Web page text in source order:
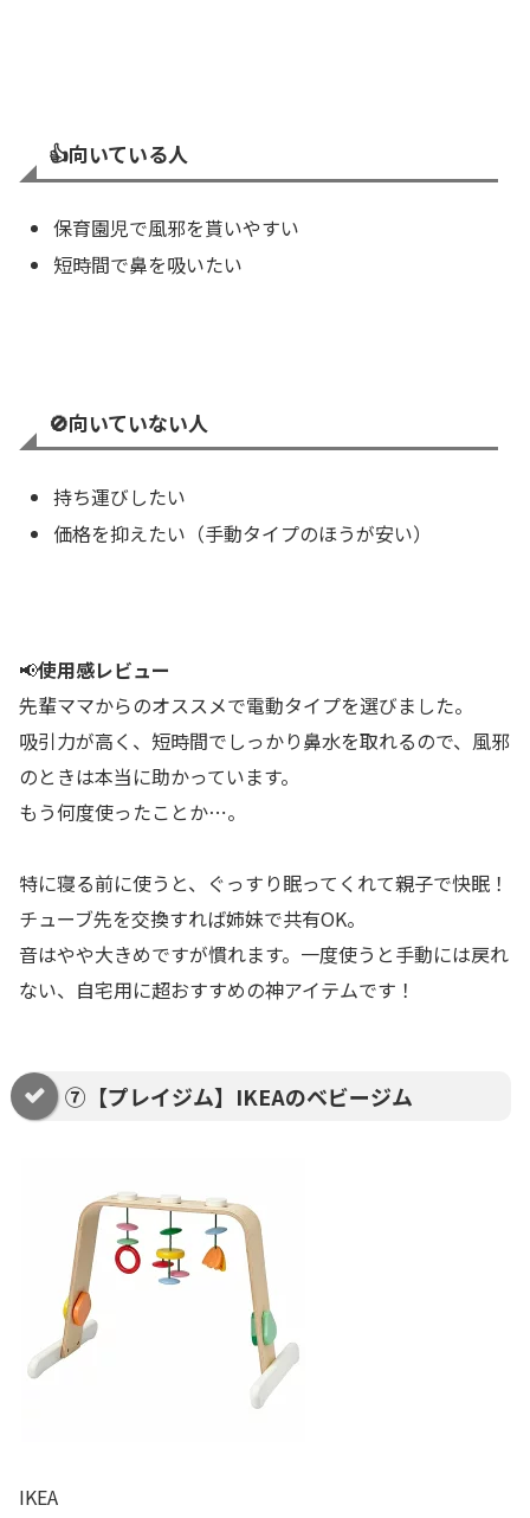
👍️向いている人
保育園児で風邪を貰いやすい
短時間で鼻を吸いたい
🚫向いていない人
持ち運びしたい
価格を抑えたい（手動タイプのほうが安い）
📢使用感レビュー
先輩ママからのオススメで電動タイプを選びました。
吸引力が高く、短時間でしっかり鼻水を取れるので、風邪
のときは本当に助かっています。
もう何度使ったことか⋯。
特に寝る前に使うと、ぐっすり眠ってくれて親子で快眠！
チューブ先を交換すれば姉妹で共有OK。
音はやや大きめですが慣れます。一度使うと手動には戻れ
ない、自宅用に超おすすめの神アイテムです！
⑦【プレイジム】IKEAのベビージム
IKEA